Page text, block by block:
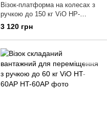
Візок-платформа на колесах з
ручкою до 150 кг ViO HP-
150SP
3 120 грн